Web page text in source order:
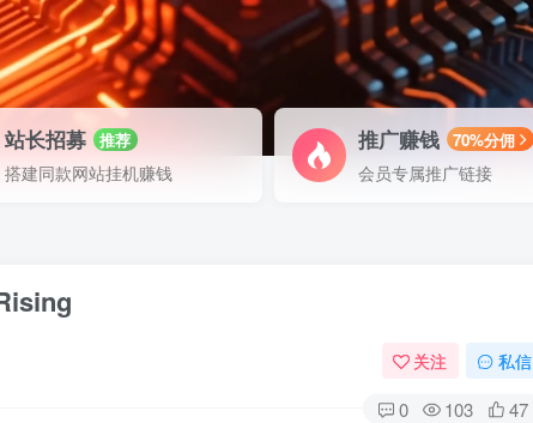
站长招募 推荐
搭建同款网站挂机赚钱
推广赚钱 70%分佣
会员专属推广链接
关注 私信
0 103 47